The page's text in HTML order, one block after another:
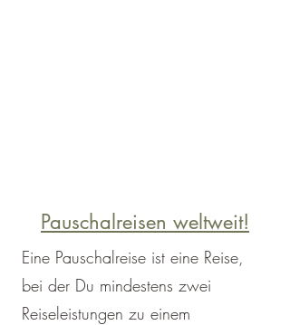
Pauschalreisen weltweit!
Eine Pauschalreise ist eine Reise,
bei der Du mindestens zwei
Reiseleistungen zu einem